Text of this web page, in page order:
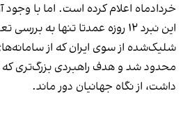
خردادماه اعلام کرده است. اما با
این نبرد ۱۲ روزه عمدتا تنها به
شلیک‌شده از سوی ایران که از
محدود شد و هدف راهبردی بزرگ‌تری
داشت، از نگاه جهانیان دور ماند.